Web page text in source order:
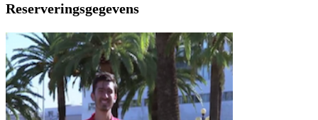
Reserveringsgegevens